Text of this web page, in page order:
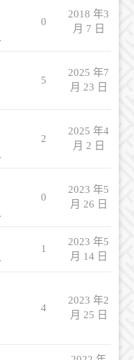
0
2018 年3
月 7 日
5
2025 年7
月 23 日
2
2025 年4
月 2 日
0
2023 年5
月 26 日
1
2023 年5
月 14 日
4
2023 年2
月 25 日